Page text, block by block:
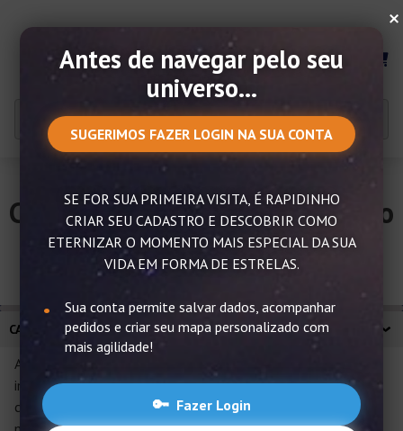
Casas astrológicas – Saiba tudo
sobre elas!
As casas astrológicas compõem o mapa astral de um
indivíduo, que nada mais é do que a representação exata de
como estava o céu no momento em que nasceu. Essa divisão
CASAS ASTROLÓGICAS – SAIBA TUDO SOBRE ELAS!
×
Antes de navegar pelo seu
universo...
SUGERIMOS FAZER LOGIN NA SUA CONTA
SE FOR SUA PRIMEIRA VISITA, É RAPIDINHO
CRIAR SEU CADASTRO E DESCOBRIR COMO
ETERNIZAR O MOMENTO MAIS ESPECIAL DA SUA
VIDA EM FORMA DE ESTRELAS.
Sua conta permite salvar dados, acompanhar
pedidos e criar seu mapa personalizado com
mais agilidade!
🔑 Fazer Login